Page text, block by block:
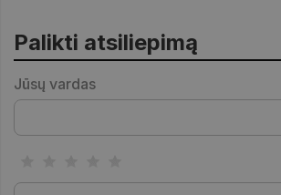
Palikti atsiliepimą
Jūsų vardas